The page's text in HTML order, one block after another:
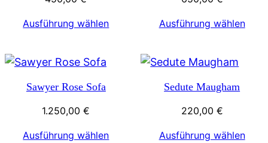
Ausführung wählen Ausführung wählen
Sawyer Rose Sofa
1.250,00€
Ausführung wählen
Sedute Maugham
220,00 €
Ausführung wählen